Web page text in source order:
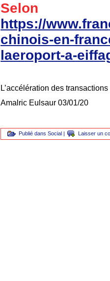
Selon
https://
chinois-en-
laeroport-a-
L’accélération des
Amalric Eulsaur 03/01/20
Publié dans Social | Laisser un